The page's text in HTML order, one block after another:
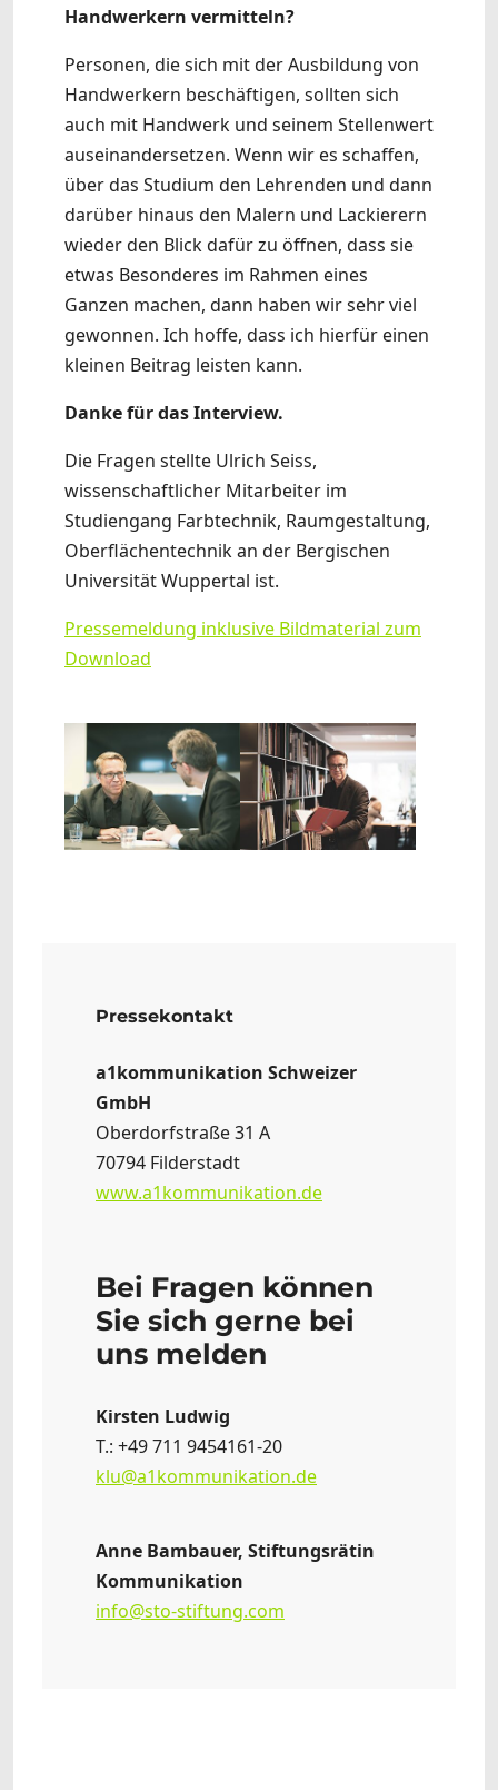
Handwerkern vermitteln?
Personen, die sich mit der Ausbildung von
Handwerkern beschäftigen, sollten sich
auch mit Handwerk und seinem Stellenwert
auseinandersetzen. Wenn wir es schaffen,
über das Studium den Lehrenden und dann
darüber hinaus den Malern und Lackierern
wieder den Blick dafür zu öffnen, dass sie
etwas Besonderes im Rahmen eines
Ganzen machen, dann haben wir sehr viel
gewonnen. Ich hoffe, dass ich hierfür einen
kleinen Beitrag leisten kann.
Danke für das Interview.
Die Fragen stellte Ulrich Seiss,
wissenschaftlicher Mitarbeiter im
Studiengang Farbtechnik, Raumgestaltung,
Oberflächentechnik an der Bergischen
Universität Wuppertal ist.
Pressemeldung inklusive Bildmaterial zum
Download
Show larger version Show larger version
Pressekontakt
a1kommunikation Schweizer
GmbH
Oberdorfstraße 31 A
70794 Filderstadt
www.a1kommunikation.de
Bei Fragen können
Sie sich gerne bei
uns melden
Kirsten Ludwig
T.: +49 711 9454161-20
klu@a1kommunikation.de
Anne Bambauer, Stiftungsrätin
Kommunikation
info@sto-stiftung.com